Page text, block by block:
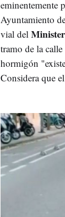
eminentemente
Ayuntamiento
vial del
tramo de la
hormigón
Considera que